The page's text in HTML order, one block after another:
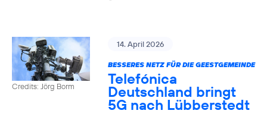
Credits: Jörg Borm
14. April 2026
BESSERES NETZ FÜR DIE GEESTGEMEINDE
Telefónica
Deutschland bringt
5G nach Lübberstedt